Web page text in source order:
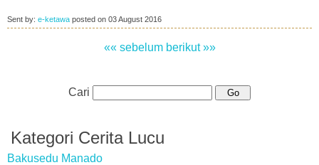
Sent by: e-ketawa posted on 03 August 2016
«« sebelum berikut »»
Cari
Kategori Cerita Lucu
Bakusedu Manado